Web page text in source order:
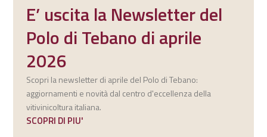
E’ uscita la Newsletter del
Polo di Tebano di aprile
2026
Scopri la newsletter di aprile del Polo di Tebano:
aggiornamenti e novità dal centro d'eccellenza della
vitivinicoltura italiana.
SCOPRI DI PIU'